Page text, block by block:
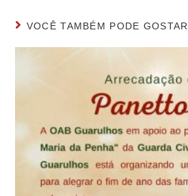
VOCÊ TAMBÉM PODE GOSTAR